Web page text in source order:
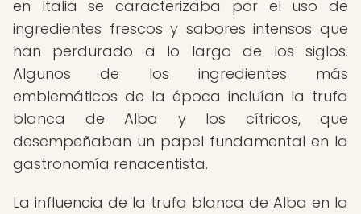
en Italia se caracterizaba por el uso de
ingredientes frescos y sabores intensos que
han perdurado a lo largo de los siglos.
Algunos de los ingredientes más
emblemáticos de la época incluían la trufa
blanca de Alba y los cítricos, que
desempeñaban un papel fundamental en la
gastronomía renacentista.
La influencia de la trufa blanca de Alba en la